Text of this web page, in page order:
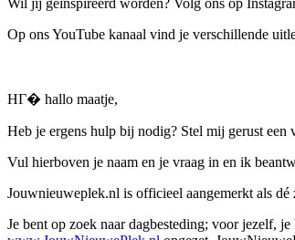
Op ons YouTube kanaal vind je verschillende
HГ� hallo maatje,
Heb je ergens hulp bij nodig? Stel mij gerust een
Vul hierboven je naam en je vraag in en ik
Jouwnieuweplek.nl is officieel aangemerkt als
Je bent op zoek naar dagbesteding; voor jezelf,